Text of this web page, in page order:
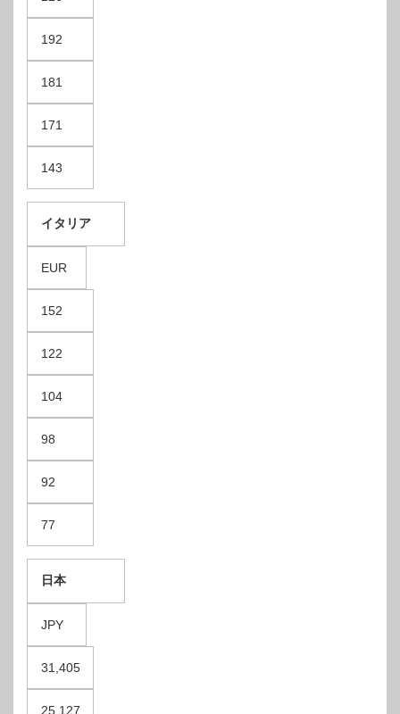
192
181
171
143
イタリア
EUR
152
122
104
98
92
77
日本
JPY
31,405
25,127